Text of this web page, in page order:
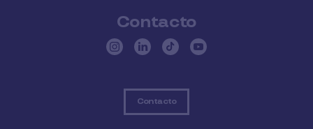
Contacto
Contacto